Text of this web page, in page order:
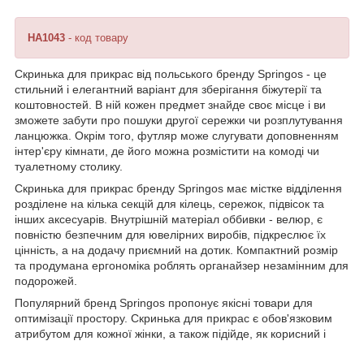
HA1043 - код товару
Скринька для прикрас від польського бренду Springos - це
стильний і елегантний варіант для зберігання біжутерії та
коштовностей. В ній кожен предмет знайде своє місце і ви
зможете забути про пошуки другої сережки чи розплутування
ланцюжка. Окрім того, футляр може слугувати доповненням
інтер'єру кімнати, де його можна розмістити на комоді чи
туалетному столику.
Скринька для прикрас бренду Springos має містке відділення
розділене на кілька секцій для кілець, сережок, підвісок та
інших аксесуарів. Внутрішній матеріал оббивки - велюр , є
повністю безпечним для ювелірних виробів, підкреслює їх
цінність, а на додачу приємний на дотик. Компактний розмір
та продумана ергономіка роблять органайзер незамінним для
подорожей.
Популярний бренд Springos пропонує якісні товари для
оптимізації простору. Скринька для прикрас є обов'язковим
атрибутом для кожної жінки, а також підійде, як корисний і